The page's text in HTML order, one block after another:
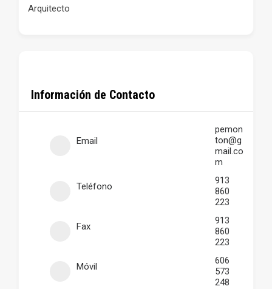
Arquitecto
Información de Contacto
Email
pemon
ton@g
mail.co
m
Teléfono
913
860
223
Fax
913
860
223
Móvil
606
573
248